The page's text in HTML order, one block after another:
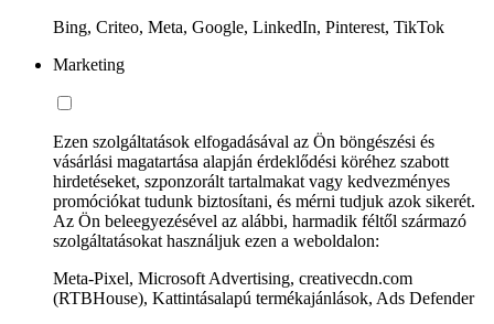
Bing, Criteo, Meta, Google, LinkedIn, Pinterest, TikTok
Marketing
Ezen szolgáltatások elfogadásával az Ön böngészési és
vásárlási magatartása alapján érdeklődési köréhez szabott
hirdetéseket, szponzorált tartalmakat vagy kedvezményes
promóciókat tudunk biztosítani, és mérni tudjuk azok sikerét.
Az Ön beleegyezésével az alábbi, harmadik féltől származó
szolgáltatásokat használjuk ezen a weboldalon:
Meta-Pixel, Microsoft Advertising, creativecdn.com
(RTBHouse), Kattintásalapú termékajánlások, Ads Defender